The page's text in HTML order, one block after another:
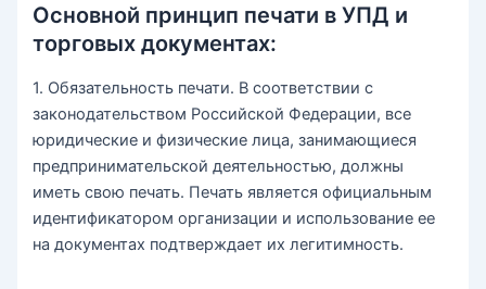
Основной принцип печати в УПД и
торговых документах:
1. Обязательность печати. В соответствии с
законодательством Российской Федерации, все
юридические и физические лица, занимающиеся
предпринимательской деятельностью, должны
иметь свою печать. Печать является официальным
идентификатором организации и использование ее
на документах подтверждает их легитимность.